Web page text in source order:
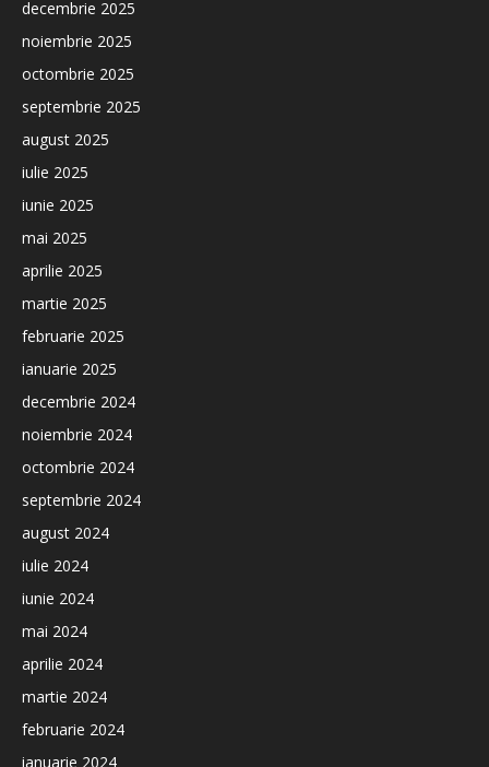
decembrie 2025
noiembrie 2025
octombrie 2025
septembrie 2025
august 2025
iulie 2025
iunie 2025
mai 2025
aprilie 2025
martie 2025
februarie 2025
ianuarie 2025
decembrie 2024
noiembrie 2024
octombrie 2024
septembrie 2024
august 2024
iulie 2024
iunie 2024
mai 2024
aprilie 2024
martie 2024
februarie 2024
ianuarie 2024